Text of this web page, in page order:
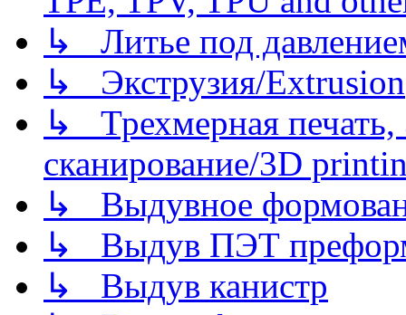
↳ Литье под
↳ Экструзия/Extrusion
↳ Трехмерная
сканирование/3D
↳ Выдувное
↳ Выдув ПЭТ
↳ Выдув канистр